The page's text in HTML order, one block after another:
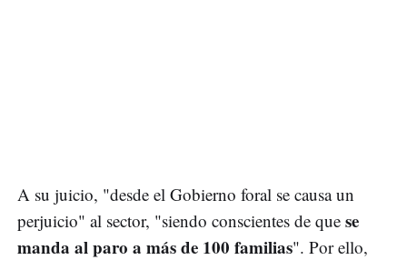
A su juicio, "desde el Gobierno foral se causa un
perjuicio" al sector, "siendo conscientes de que se
manda al paro a más de 100 familias". Por ello,